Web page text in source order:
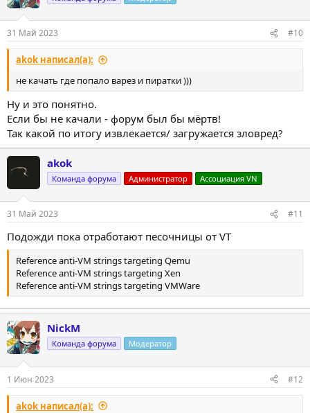
31 Май 2023 #10
akok написал(а):
не качать где попало варез и пиратки )))
Ну и это понятно.
Если бы не качали - форум был бы мёртв!
Так какой по итогу извлекается/ загружается зловред?
akok
Команда форума Администратор Ассоциация VN
31 Май 2023 #11
Подожди пока отработают песочницы от VT
Reference anti-VM strings targeting Qemu
Reference anti-VM strings targeting Xen
Reference anti-VM strings targeting VMWare
NickM
Команда форума Модератор
1 Июн 2023 #12
akok написал(а):